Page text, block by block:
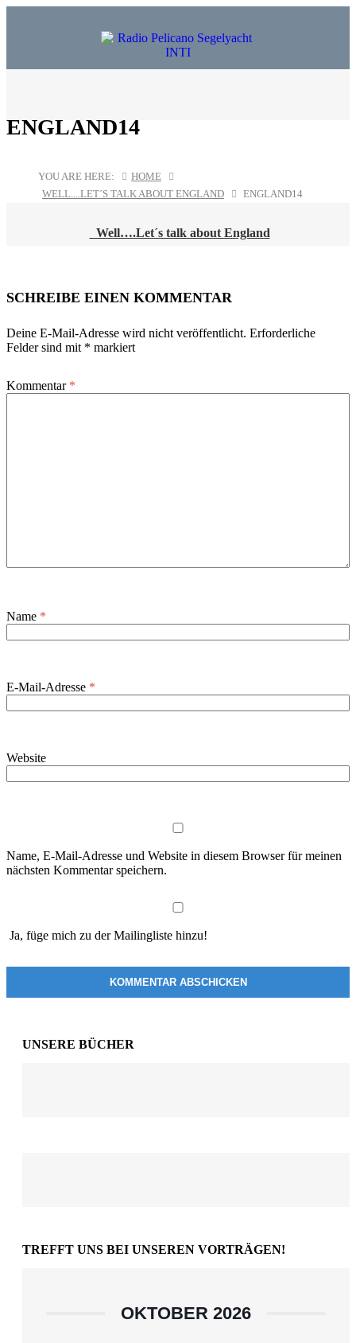
ENGLAND14
YOU ARE HERE:
HOME
WELL....LET´S TALK ABOUT ENGLAND
ENGLAND14
Well….Let´s talk about England
SCHREIBE EINEN KOMMENTAR
Deine E-Mail-Adresse wird nicht veröffentlicht. Erforderliche
Felder sind mit * markiert
Kommentar *
Name *
E-Mail-Adresse *
Website
Name, E-Mail-Adresse und Website in diesem Browser für meinen
nächsten Kommentar speichern.
Ja, füge mich zu der Mailingliste hinzu!
UNSERE BÜCHER
TREFFT UNS BEI UNSEREN VORTRÄGEN!
OKTOBER 2026